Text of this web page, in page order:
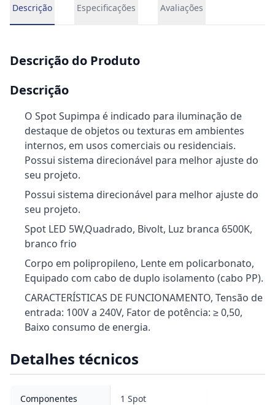
Descrição Especificações Avaliações
Descrição do Produto
Descrição
O Spot Supimpa é indicado para iluminação de
destaque de objetos ou texturas em ambientes
internos, em usos comerciais ou residenciais.
Possui sistema direcionável para melhor ajuste do
seu projeto.
Possui sistema direcionável para melhor ajuste do
seu projeto.
Spot LED 5W,Quadrado, Bivolt, Luz branca 6500K,
branco frio
Corpo em polipropileno, Lente em policarbonato,
Equipado com cabo de duplo isolamento (cabo PP).
CARACTERÍSTICAS DE FUNCIONAMENTO, Tensão de
entrada: 100V a 240V, Fator de potência: ≥ 0,50,
Baixo consumo de energia.
Detalhes técnicos
Componentes 1 Spot